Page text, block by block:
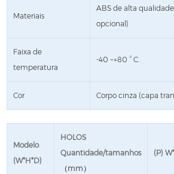
Materiais
ABS de alta
opcional)
Faixa de
temperatura
-40 ~+80 ° C.
Cor Corpo cinza (capa
Modelo
(W*H*D)
HOLOS
Quantidade/tamanhos
（mm）
(P)